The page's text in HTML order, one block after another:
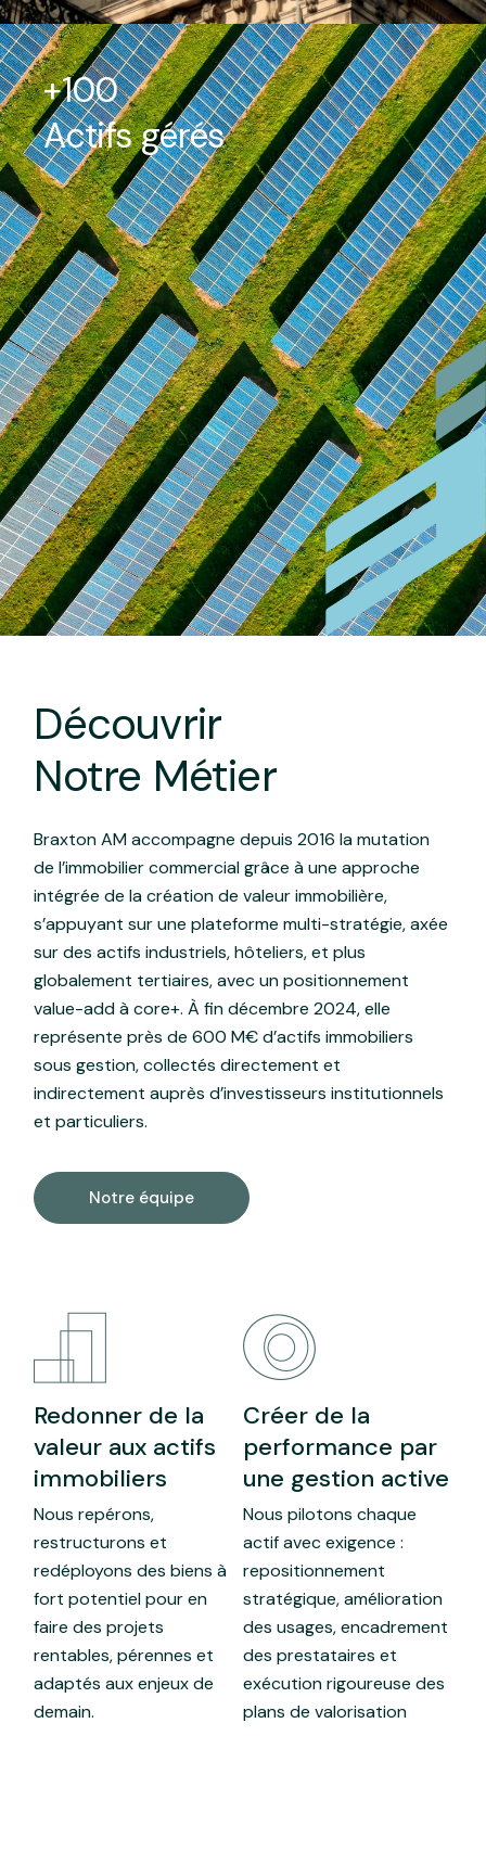
+100
Actifs gérés
Découvrir
Notre Métier
Braxton AM accompagne depuis 2016 la mutation
de l’immobilier commercial grâce à une approche
intégrée de la création de valeur immobilière,
s’appuyant sur une plateforme multi-stratégie, axée
sur des actifs industriels, hôteliers, et plus
globalement tertiaires, avec un positionnement
value-add à core+. À fin décembre 2024, elle
représente près de 600 M€ d’actifs immobiliers
sous gestion, collectés directement et
indirectement auprès d’investisseurs institutionnels
et particuliers.
Notre équipe
Redonner de la
valeur aux actifs
immobiliers
Nous repérons,
restructurons et
redéployons des biens à
fort potentiel pour en
faire des projets
rentables, pérennes et
adaptés aux enjeux de
demain.
Créer de la
performance par
une gestion active
Nous pilotons chaque
actif avec exigence :
repositionnement
stratégique, amélioration
des usages, encadrement
des prestataires et
exécution rigoureuse des
plans de valorisation